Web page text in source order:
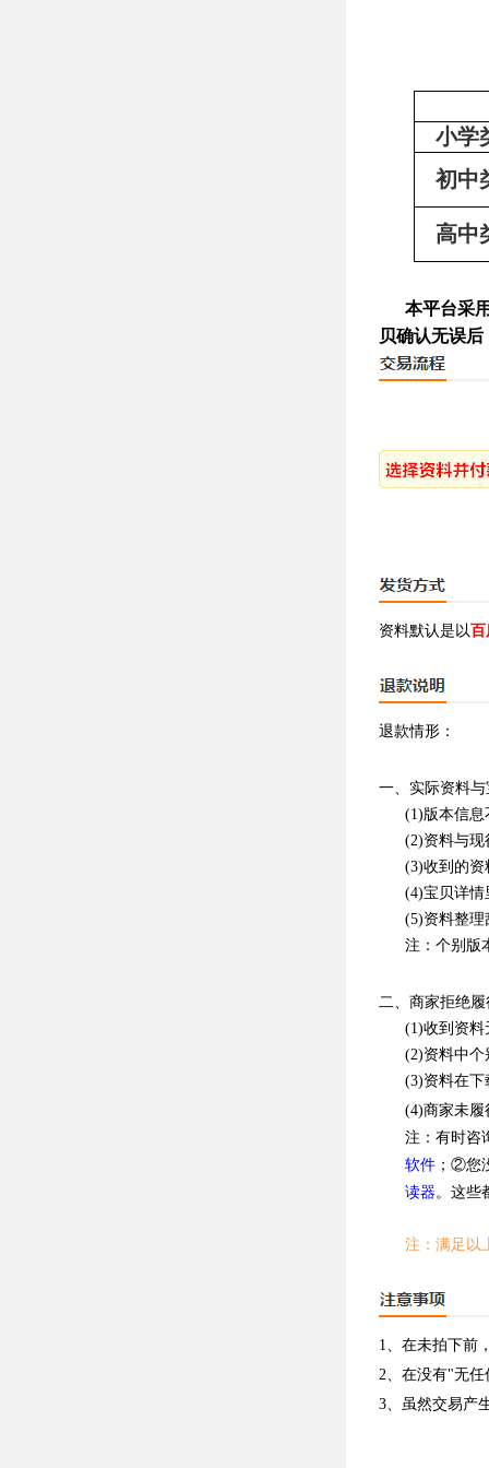
小学
初中
高中
本平台采用
贝确认无误后
资料默认是以百
退款情形：
一、实际资料与
(1)版本信息
(2)资料与现
(3)收到的资
(4)宝贝详情
(5)资料整理
注：个别版
二、商家拒绝履
(1)收到资料
(2)资料中个
(3)资料在下
(4)商家未履
注：有时咨
软件 ；②您
读器 。这些
注：满足以
1、在未拍下前
2、在没有"无任
3、虽然交易产